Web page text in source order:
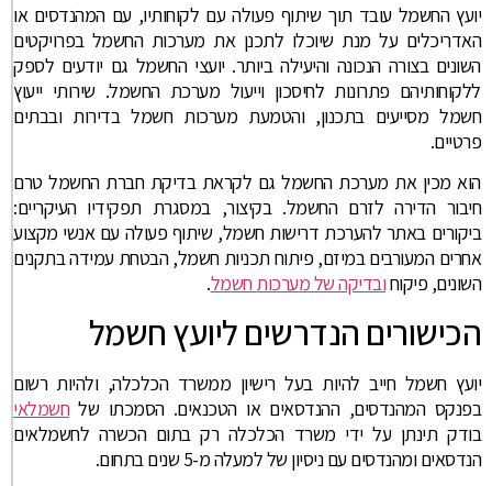
יועץ החשמל עובד תוך שיתוף פעולה עם לקוחותיו, עם המהנדסים או
האדריכלים על מנת שיוכלו לתכנן את מערכות החשמל בפרויקטים
השונים בצורה הנכונה והיעילה ביותר. יועצי החשמל גם יודעים לספק
ללקוחותיהם פתרונות לחיסכון וייעול מערכת החשמל. שירותי ייעוץ
חשמל מסייעים בתכנון, והטמעת מערכות חשמל בדירות ובבתים
פרטיים.
הוא מכין את מערכת החשמל גם לקראת בדיקת חברת החשמל טרם
חיבור הדירה לזרם החשמל. בקיצור, במסגרת תפקידיו העיקריים:
ביקורים באתר להערכת דרישות חשמל, שיתוף פעולה עם אנשי מקצוע
אחרים המעורבים במיזם, פיתוח תכניות חשמל, הבטחת עמידה בתקנים
השונים, פיקוחובדיקה של מערכות חשמל.
הכישורים הנדרשים ליועץ חשמל
יועץ חשמל חייב להיות בעל רישיון ממשרד הכלכלה, ולהיות רשום
בפנקס המהנדסים, ההנדסאים או הטכנאים. הסמכתו של חשמלאי
בודק תינתן על ידי משרד הכלכלה רק בתום הכשרה לחשמלאים
הנדסאים ומהנדסים עם ניסיון של למעלה מ-5 שנים בתחום.